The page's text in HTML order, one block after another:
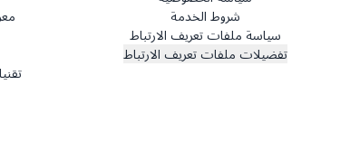
شروط الخدمة
سياسة ملفات تعريف الارتباط
تفضيلات ملفات تعريف الارتباط